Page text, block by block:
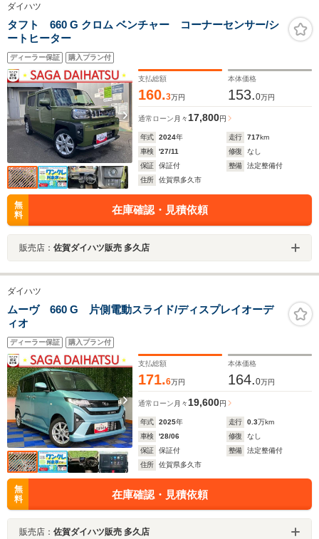
ダイハツ
タフト 660 G クロム ベンチャー コーナーセンサー/シ
ートヒーター
ディーラー保証 購入プラン付
支払総額
160.3万円
本体価格
153.0万円
通常ローン 月々 17,800円
年式 2024年 走行 717km
車検
'27/11 修復
なし
保証
保証付 整備
法定整備付
住所
佐賀県多久市
無
料
在庫確認・見積依頼
販売店： 佐賀ダイハツ販売 多久店
ダイハツ
ムーヴ 660 G 片側電動スライド/ディスプレイオーデ
ィオ
ディーラー保証 購入プラン付
支払総額
171.6万円
本体価格
164.0万円
通常ローン 月々 19,600円
年式 2025年 走行 0.3万km
車検
'28/06 修復
なし
保証
保証付 整備
法定整備付
住所
佐賀県多久市
無
料
在庫確認・見積依頼
販売店： 佐賀ダイハツ販売 多久店